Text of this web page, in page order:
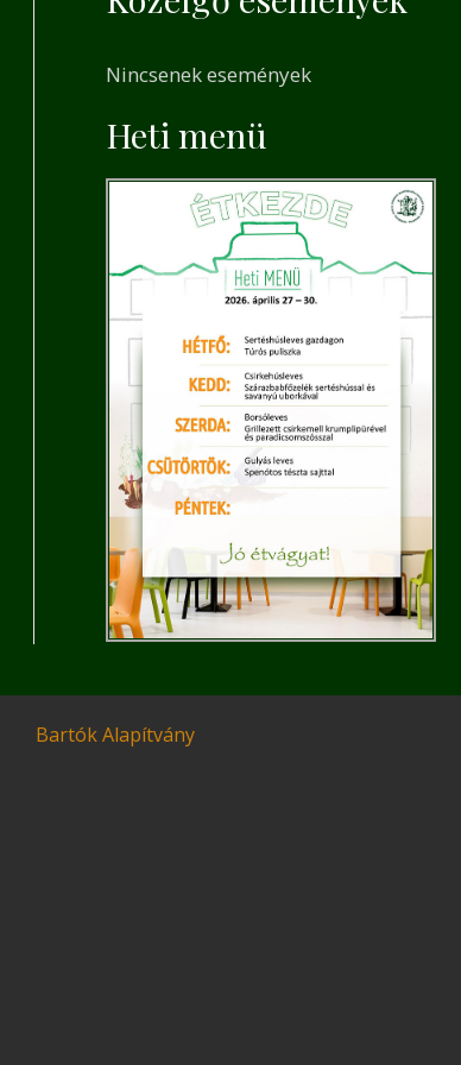
c
h
Nincsenek események
Heti menü
Bartók Alapítvány